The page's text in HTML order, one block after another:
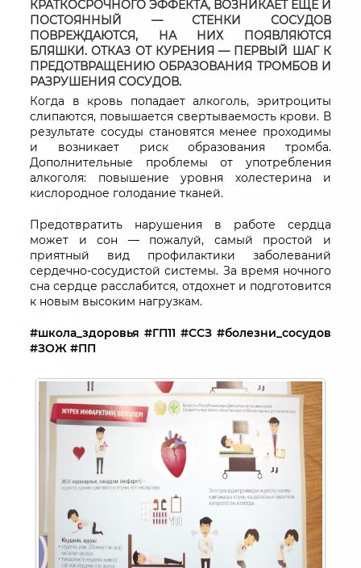
КРАТКОСРОЧНОГО ЭФФЕКТА, ВОЗНИКАЕТ ЕЩЕ И
ПОСТОЯННЫЙ — СТЕНКИ СОСУДОВ
ПОВРЕЖДАЮТСЯ, НА НИХ ПОЯВЛЯЮТСЯ
БЛЯШКИ. ОТКАЗ ОТ КУРЕНИЯ — ПЕРВЫЙ ШАГ К
ПРЕДОТВРАЩЕНИЮ ОБРАЗОВАНИЯ ТРОМБОВ И
РАЗРУШЕНИЯ СОСУДОВ.
Когда в кровь попадает алкоголь, эритроциты
слипаются, повышается свертываемость крови. В
результате сосуды становятся менее проходимы
и возникает риск образования тромба.
Дополнительные проблемы от употребления
алкоголя: повышение уровня холестерина и
кислородное голодание тканей.
Предотвратить нарушения в работе сердца
может и сон — пожалуй, самый простой и
приятный вид профилактики заболеваний
сердечно-сосудистой системы. За время ночного
сна сердце расслабится, отдохнет и подготовится
к новым высоким нагрузкам.
#школа_здоровья #ГП11 #ССЗ #болезни_сосудов
#ЗОЖ #ПП